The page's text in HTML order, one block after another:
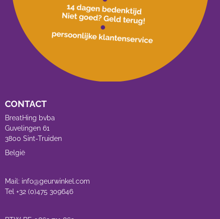
CONTACT
BreatHing bvba
Guvelingen 61
3800 Sint-Truiden
België
Mail: info@geurwinkel.com
Tel +32 (0)475 309646